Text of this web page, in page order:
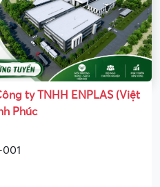
ty TNHH ENPLAS (Việt
Phúc
001